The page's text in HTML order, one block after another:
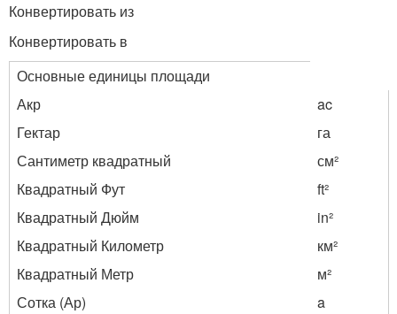
Конвертировать из
Конвертировать в
Основные единицы площади
Акр
ac
Гектар
га
Сантиметр квадратный
см²
Квадратный Фут
ft²
Квадратный Дюйм
in²
Квадратный Километр
км²
Квадратный Метр
м²
Сотка (Ар)
a